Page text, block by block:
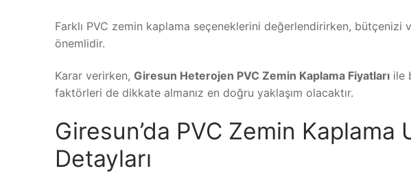
Farklı PVC zemin kaplama seçeneklerini değerlendirirken, bütçenizi
önemlidir.
Karar verirken, Giresun Heterojen PVC Zemin Kaplama Fiyatları ile
faktörleri de dikkate almanız en doğru yaklaşım olacaktır.
Giresun’da PVC Zemin Kaplama
Detayları